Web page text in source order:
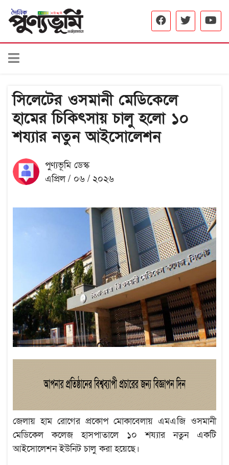
সিলেটের ওসমানী মেডিকেলে
হামের চিকিৎসায় চালু হলো ১০
শয্যার নতুন আইসোলেশন
পুণ্যভূমি ডেস্ক
এপ্রিল / ০৬ / ২০২৬
জেলায় হাম রোগের প্রকোপ মোকাবেলায় এমএজি ওসমানী
মেডিকেল কলেজ হাসপাতালে ১০ শয্যার নতুন একটি
আইসোলেশন ইউনিট চালু করা হয়েছে।